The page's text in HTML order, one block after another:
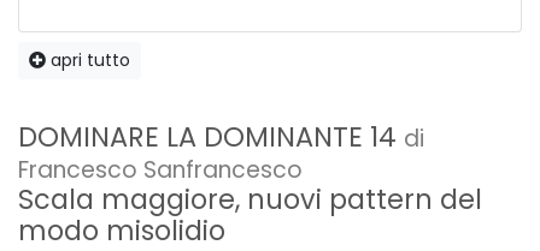
cassa e rullante groove 4.mp3
apri tutto
DOMINARE LA DOMINANTE 14 di
Francesco Sanfrancesco
Scala maggiore, nuovi pattern del
modo misolidio